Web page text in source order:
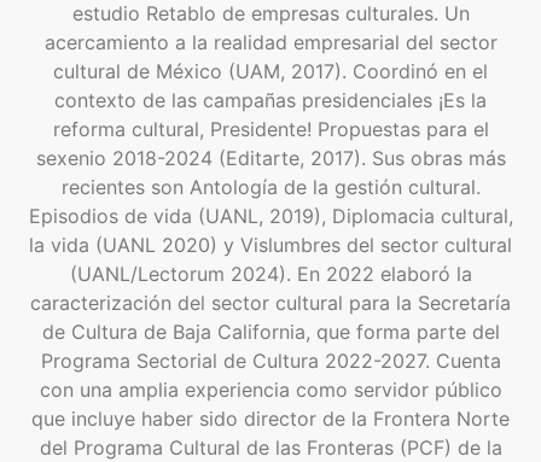
estudio Retablo de empresas culturales. Un
acercamiento a la realidad empresarial del sector
cultural de México (UAM, 2017). Coordinó en el
contexto de las campañas presidenciales ¡Es la
reforma cultural, Presidente! Propuestas para el
sexenio 2018-2024 (Editarte, 2017). Sus obras más
recientes son Antología de la gestión cultural.
Episodios de vida (UANL, 2019), Diplomacia cultural,
la vida (UANL 2020) y Vislumbres del sector cultural
(UANL/Lectorum 2024). En 2022 elaboró la
caracterización del sector cultural para la Secretaría
de Cultura de Baja California, que forma parte del
Programa Sectorial de Cultura 2022-2027. Cuenta
con una amplia experiencia como servidor público
que incluye haber sido director de la Frontera Norte
del Programa Cultural de las Fronteras (PCF) de la